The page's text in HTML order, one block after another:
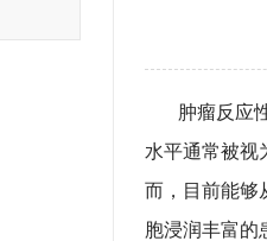
肿瘤反应性
水平通常被视
而，目前能够
胞浸润丰富的